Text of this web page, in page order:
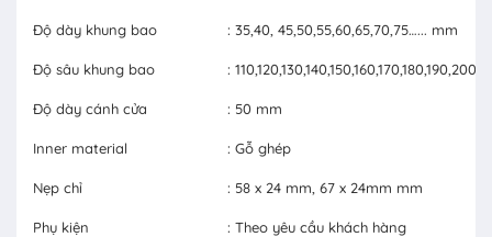
Độ dày khung bao : 35,40, 45,50,55,60,65,70,75…... mm
Độ sâu khung bao :
Độ dày cánh cửa : 50 mm
Inner material : Gỗ ghép
Nẹp chỉ : 58 x 24 mm, 67 x 24mm mm
Phụ kiện : Theo yêu cầu khách hàng